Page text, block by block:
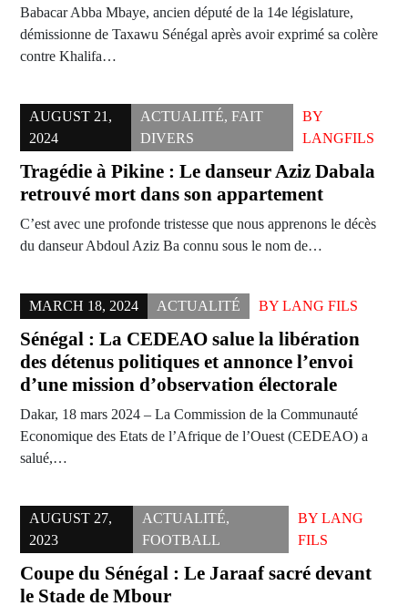
Babacar Abba Mbaye, ancien député de la 14e législature,
démissionne de Taxawu Sénégal après avoir exprimé sa colère
contre Khalifa…
AUGUST 21,
2024
ACTUALITÉ, FAIT
DIVERS
BY
LANGFILS
Tragédie à Pikine : Le danseur Aziz Dabala
retrouvé mort dans son appartement
C’est avec une profonde tristesse que nous apprenons le décès
du danseur Abdoul Aziz Ba connu sous le nom de…
MARCH 18, 2024 ACTUALITÉ BY LANG FILS
Sénégal : La CEDEAO salue la libération
des détenus politiques et annonce l’envoi
d’une mission d’observation électorale
Dakar, 18 mars 2024 – La Commission de la Communauté
Economique des Etats de l’Afrique de l’Ouest (CEDEAO) a
salué,…
AUGUST 27,
2023
ACTUALITÉ,
FOOTBALL
BYLANG
FILS
Coupe du Sénégal : Le Jaraaf sacré devant
le Stade de Mbour